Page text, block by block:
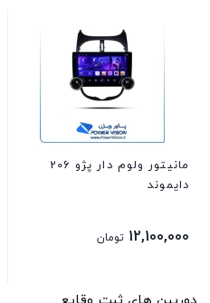
مانیتور ولوم دار پژو 206
دایموند
12,100,000 تومان